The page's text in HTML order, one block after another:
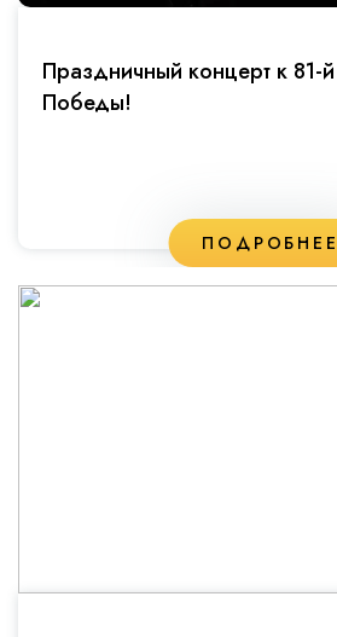
Праздничный концерт к 81-
Победы!
ПОДРОБНЕЕ